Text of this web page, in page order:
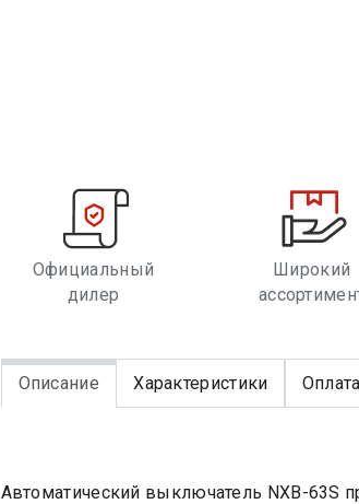
Официальный
дилер
Широкий
Описание Характеристики
Автоматический выключатель NXB-63S